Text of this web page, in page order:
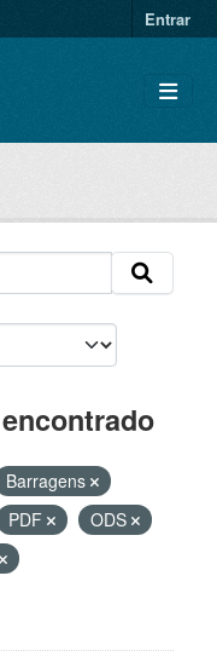
Entrar
Barragens
PDF
ODS